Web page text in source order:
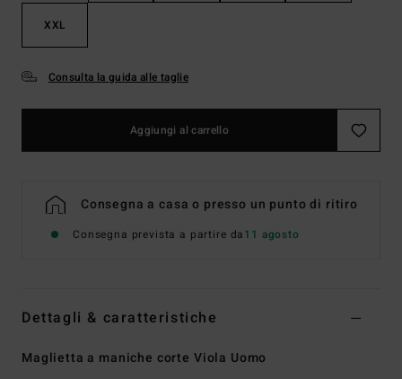
XXL
Consulta la guida alle taglie
Aggiungi al carrello
Consegna a casa o presso un punto di ritiro
Consegna prevista a partire da11 agosto
Dettagli & caratteristiche
Maglietta a maniche corte Viola Uomo